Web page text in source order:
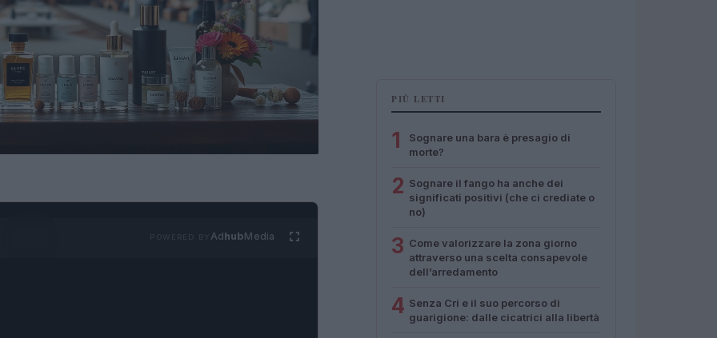
AdhubMedia
PIÙ LETTI
1
Sognare una bara è presagio di
morte?
2 Sognare il fango ha anche dei
significati positivi (che ci crediate o
no)
3 Come valorizzare la zona giorno
attraverso una scelta consapevole
dell’arredamento
4 Senza Cri e il suo percorso di
guarigione: dalle cicatrici alla libertà